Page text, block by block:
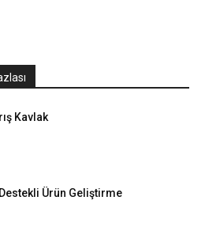
Kavlak
Ürün Geliştirme